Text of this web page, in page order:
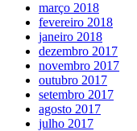
março 2018
fevereiro 2018
janeiro 2018
dezembro 2017
novembro 2017
outubro 2017
setembro 2017
agosto 2017
julho 2017